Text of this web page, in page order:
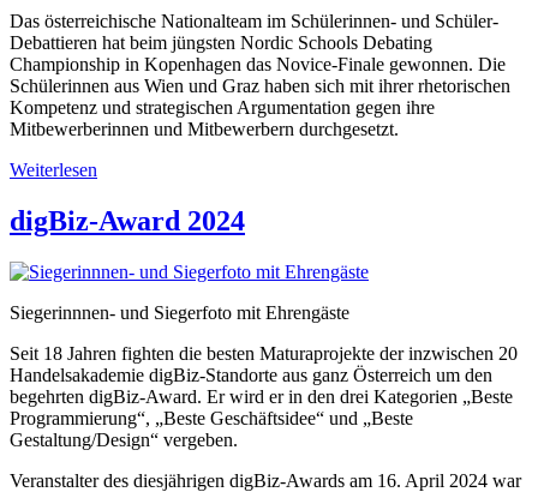
Das österreichische Nationalteam im Schülerinnen- und Schüler-
Debattieren hat beim jüngsten Nordic Schools Debating
Championship in Kopenhagen das Novice-Finale gewonnen. Die
Schülerinnen aus Wien und Graz haben sich mit ihrer rhetorischen
Kompetenz und strategischen Argumentation gegen ihre
Mitbewerberinnen und Mitbewerbern durchgesetzt.
Weiterlesen
digBiz-Award 2024
Siegerinnnen- und Siegerfoto mit Ehrengäste
Seit 18 Jahren fighten die besten Maturaprojekte der inzwischen 20
Handelsakademie digBiz-Standorte aus ganz Österreich um den
begehrten digBiz-Award. Er wird er in den drei Kategorien „Beste
Programmierung“, „Beste Geschäftsidee“ und „Beste
Gestaltung/Design“ vergeben.
Veranstalter des diesjährigen digBiz-Awards am 16. April 2024 war